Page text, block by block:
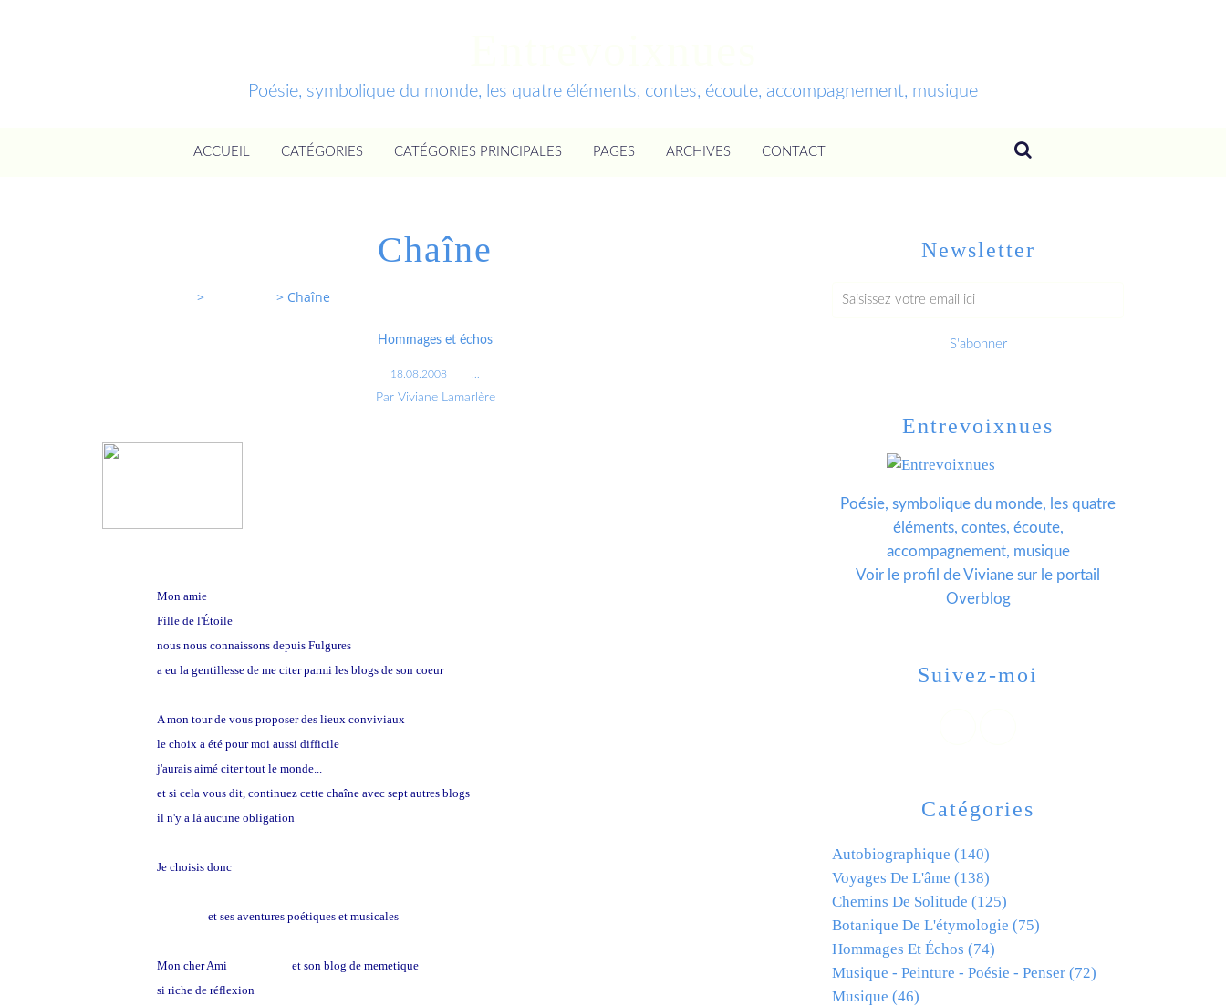
Poésie, symbolique du monde, les quatre éléments, contes, écoute, accompagnement, musique
ACCUEIL CATÉGORIES CATÉGORIES PRINCIPALES PAGES ARCHIVES CONTACT
Chaîne
> > Chaîne
Hommages et échos
18.08.2008
Par Viviane Lamarlère
Mon amie
Fille de l'Étoile
nous nous connaissons depuis Fulgures
a eu la gentillesse de me citer parmi les blogs de son coeur
A mon tour de vous proposer des lieux conviviaux
le choix a été pour moi aussi difficile
j'aurais aimé citer tout le monde...
et si cela vous dit, continuez cette chaîne avec sept autres blogs
il n'y a là aucune obligation
Je choisis donc
et ses aventures poétiques et musicales
Mon cher Ami
et son blog de memetique
si riche de réflexion
Newsletter
Catégories
Autobiographique (140)
Voyages De L'âme (138)
Chemins De Solitude (125)
Botanique De L'étymologie (75)
Hommages Et Échos (74)
Musique - Peinture - Poésie - Penser (72)
Musique (46)
Entrevoixnues
Poésie, symbolique du monde, les quatre
éléments, contes, écoute,
accompagnement, musique
Voir le profil deViviane sur le portail
Overblog
Suivez-moi